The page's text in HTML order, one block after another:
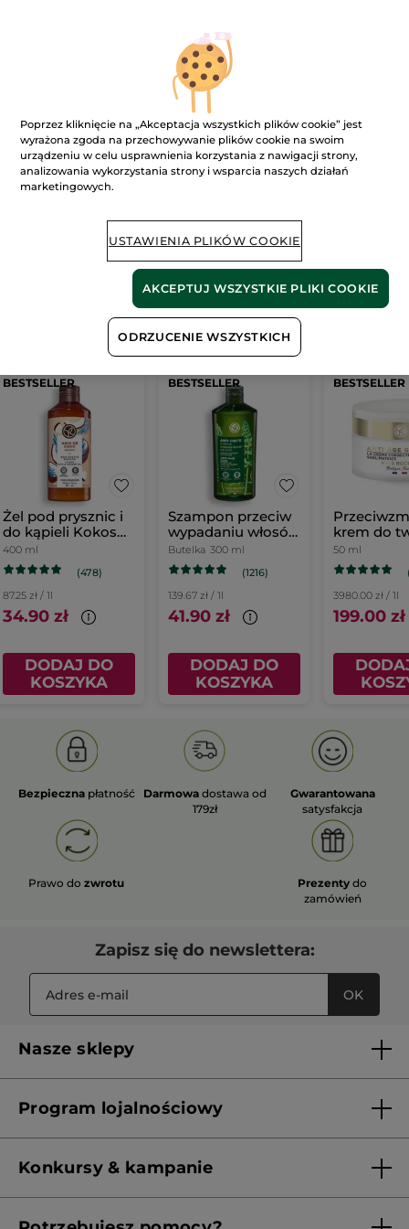
Ups!
Wygląda na to, że ta strona już nie istnieje
link jest nieprawidłowy.
BESTSELLER
Żel pod prysznic i
do kąpieli Kokos
400 ml
400 ml
(478)
87.25 zł / 1l
34.90 zł
DODAJ DO
KOSZYKA
BESTSELLER
Szampon przeciw
wypadaniu włosów
z białym łubinem
Butelka 300 ml
(1216)
139.67 zł / 1l
41.90 zł
DODAJ DO
KOSZYKA
BESTSELLER
krem do
dzień
50 ml
3980.00 zł / 1l
199.00 zł
Bezpieczna płatność Darmowa dostawa od
179zł
Gwarantowana
satysfakcja
Prawo dozwrotu Prezenty do
zamówień
Zapisz się do newslettera:
OK
Nasze sklepy
Franczyza
Program lojalnościowy
Konkursy & kampanie
Poprzez kliknięcie na „Akceptacja wszystkich plików cookie” jest
wyrażona zgoda na przechowywanie plików cookie na swoim
urządzeniu w celu usprawnienia korzystania z nawigacji strony,
analizowania wykorzystania strony i wsparcia naszych działań
marketingowych.
USTAWIENIA PLIKÓW COOKIE
ODRZUCENIE WSZYSTKICH
AKCEPTUJ WSZYSTKIE PLIKI COOKIE